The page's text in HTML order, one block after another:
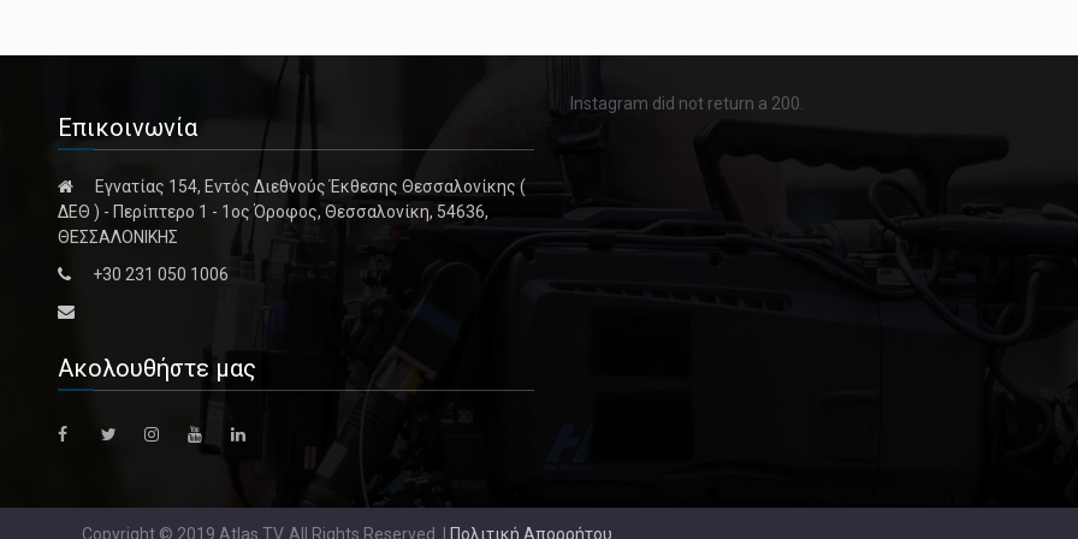
Επικοινωνία
Εγνατίας 154, Εντός Διεθνούς Έκθεσης Θεσσαλονίκης (
ΔΕΘ ) - Περίπτερο 1 - 1ος Όροφος, Θεσσαλονίκη, 54636,
ΘΕΣΣΑΛΟΝΙΚΗΣ
+30 231 050 1006
Ακολουθήστε μας
Instagram did not return a 200.
Copyright © 2019 Atlas TV. All Rights Reserved. | Πολιτική Απορρήτου